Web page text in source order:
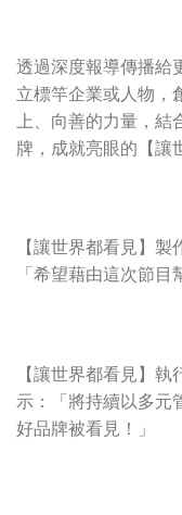
透過深度報導傳播給
立標竿企業或人物，
上、向善的力量，
牌，成就亮眼的【讓
【讓世界都看見】
「希望藉由這次節目
【讓世界都看見】
示：「將持續以多元
好品牌被看見！」